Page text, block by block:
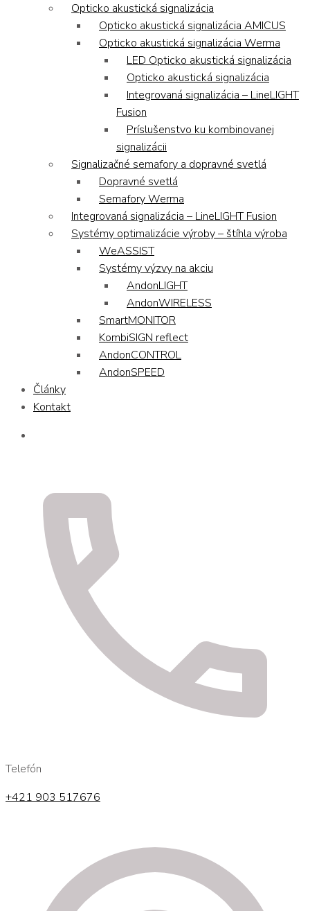
Opticko akustická signalizácia
Opticko akustická signalizácia AMICUS
Opticko akustická signalizácia Werma
LED Opticko akustická signalizácia
Opticko akustická signalizácia
Integrovaná signalizácia – LineLIGHT
Fusion
Príslušenstvo ku kombinovanej
signalizácii
Signalizačné semafory a dopravné svetlá
Dopravné svetlá
Semafory Werma
Integrovaná signalizácia – LineLIGHT Fusion
Systémy optimalizácie výroby – štíhla výroba
WeASSIST
Systémy výzvy na akciu
AndonLIGHT
AndonWIRELESS
SmartMONITOR
KombiSIGN reflect
AndonCONTROL
AndonSPEED
Články
Kontakt
Telefón
+421 903 517676